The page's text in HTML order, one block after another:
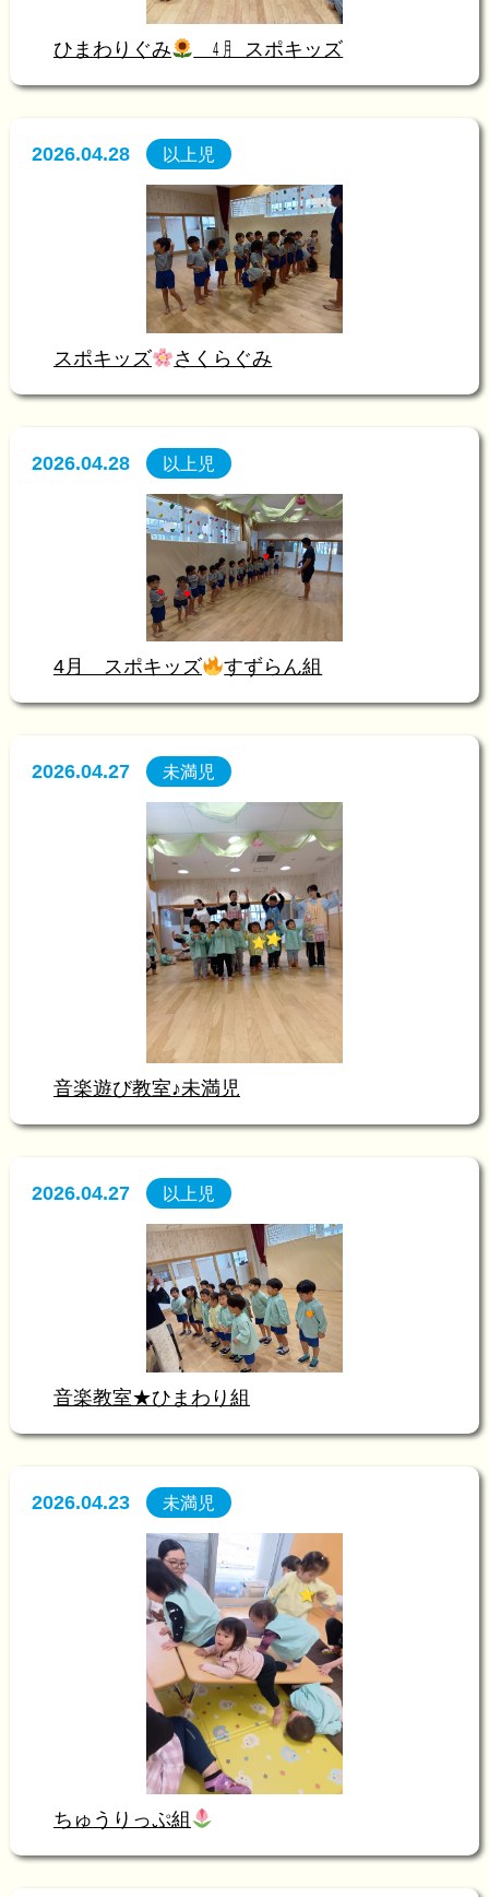
ひまわりぐみ ㋃ スポキッズ
2026.04.28 以上児
スポキッズ さくらぐみ
2026.04.28 以上児
4月 スポキッズ すずらん組
2026.04.27 未満児
音楽遊び教室♪未満児
2026.04.27 以上児
音楽教室★ひまわり組
2026.04.23 未満児
ちゅうりっぷ組